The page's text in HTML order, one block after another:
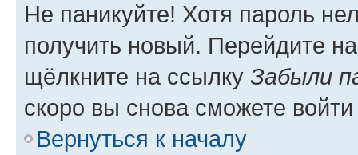
Не паникуйте! Хотя пароль
получить новый. Перейдите
щёлкните на ссылку Забыли
скоро вы снова сможете
Вернуться к началу